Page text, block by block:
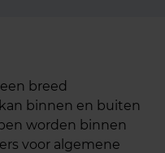
breed
binnen en buiten
worden binnen
voor algemene